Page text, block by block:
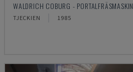
WALDRICH COBURG - PORTALFRÄSMASKIN
TJECKIEN 1985